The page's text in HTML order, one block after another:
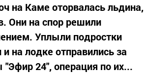
на Каме оторвалась льдина,
Они на спор решили
Уплыли подростки
на лодке отправились за
24", операция по их...